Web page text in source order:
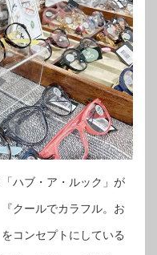
ハブ・ア・ルック」が
クールでカラフル。お
コンセプトにしている